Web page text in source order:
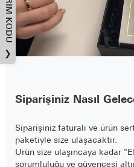
Siparişiniz Nasıl
Siparişiniz faturalı ve ürün
paketiyle size ulaşacaktır.
Ürün size ulaşıncaya kadar
sorumluluğu ve güvencesi
❯